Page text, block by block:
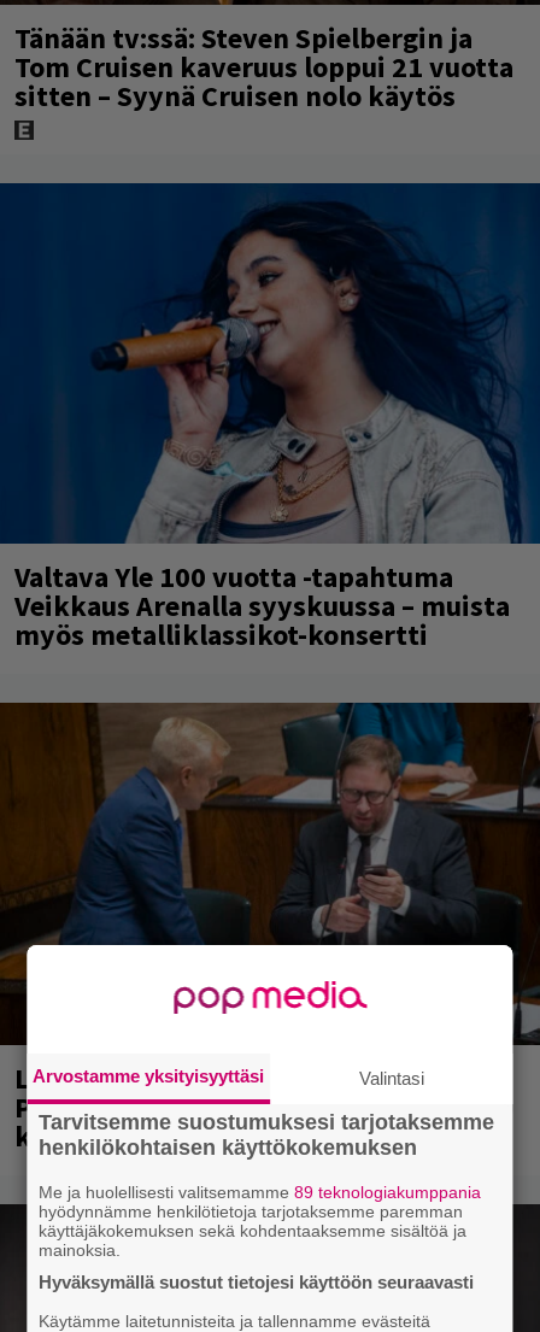
Tänään tv:ssä: Steven Spielbergin ja
Tom Cruisen kaveruus loppui 21 vuotta
sitten – Syynä Cruisen nolo käytös
Valtava Yle 100 vuotta -tapahtuma
Veikkaus Arenalla syyskuussa – muista
myös metalliklassikot-konsertti
Laittomasta graffitista kiinni jäänyt
Paavo Arhinmäki jälleen spraypullo
kädessä – näitä puolueita ei kiinnosta
Arvostamme yksityisyyttäsi Valintasi
Tarvitsemme suostumuksesi tarjotaksemme
henkilökohtaisen käyttökokemuksen
Me ja huolellisesti valitsemamme89 teknologiakumppania
hyödynnämme henkilötietoja tarjotaksemme paremman
käyttäjäkokemuksen sekä kohdentaaksemme sisältöä ja
mainoksia.
Hyväksymällä suostut tietojesi käyttöön seuraavasti
Käytämme laitetunnisteita ja tallennamme evästeitä